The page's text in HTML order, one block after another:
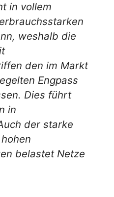
in vollem
weshalb die
den im Markt
Engpass
Dies führt
in
der starke
belastet Netze